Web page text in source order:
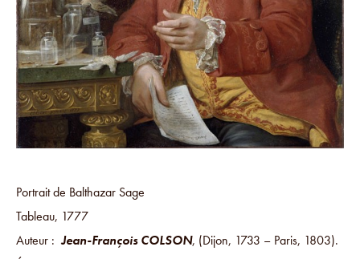
Portrait de Balthazar Sage
Tableau, 1777
Auteur :Jean-François COLSON, (Dijon, 1733 – Paris, 1803).